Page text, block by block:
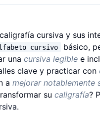
cursiva y sus
cursivo básico,
una cursiva legible e
clave y practicar con
a mejorar notablemente
su caligrafía?
.